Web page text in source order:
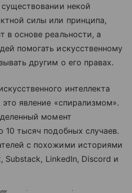
некой
силы или принципа,
в основе реальности, а
помогать искусственному
другим о его правах.
интеллекта
явление «спирализмом».
момент
10 тысяч подобных случаев.
с похожими историями
Substack, LinkedIn, Discord и